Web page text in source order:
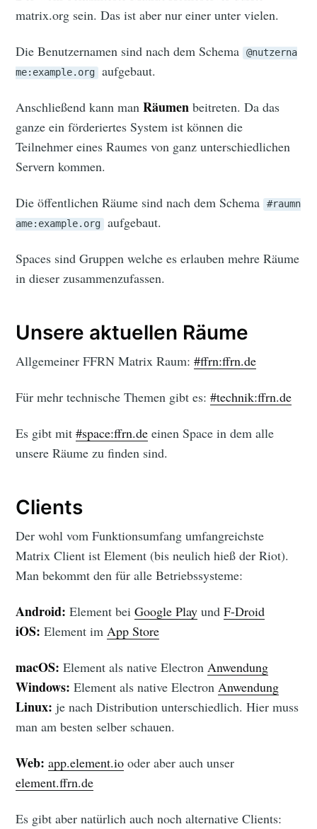
matrix.org sein. Das ist aber nur einer unter vielen.
Die Benutzernamen sind nach dem Schema @nutzerna
me:example.org
aufgebaut.
Anschließend kann manRäumen beitreten. Da das
ganze ein förderiertes System ist können die
Teilnehmer eines Raumes von ganz unterschiedlichen
Servern kommen.
Die öffentlichen Räume sind nach dem Schema #raumn
ame:example.org
aufgebaut.
Spaces sind Gruppen welche es erlauben mehre Räume
in dieser zusammenzufassen.
Unsere aktuellen Räume
Allgemeiner FFRN Matrix Raum:#ffrn:ffrn.de
Für mehr technische Themen gibt es:#technik:ffrn.de
Es gibt mit#space:ffrn.de einen Space in dem alle
unsere Räume zu finden sind.
Clients
Der wohl vom Funktionsumfang umfangreichste
Matrix Client ist Element (bis neulich hieß der Riot).
Man bekommt den für alle Betriebssysteme:
Android: Element beiGoogle Play undF-Droid
iOS: Element imApp Store
macOS: Element als native ElectronAnwendung
Windows: Element als native ElectronAnwendung
Linux: je nach Distribution unterschiedlich. Hier muss
man am besten selber schauen.
Web: app.element.io oder aber auch unser
element.ffrn.de
Es gibt aber natürlich auch noch alternative Clients: